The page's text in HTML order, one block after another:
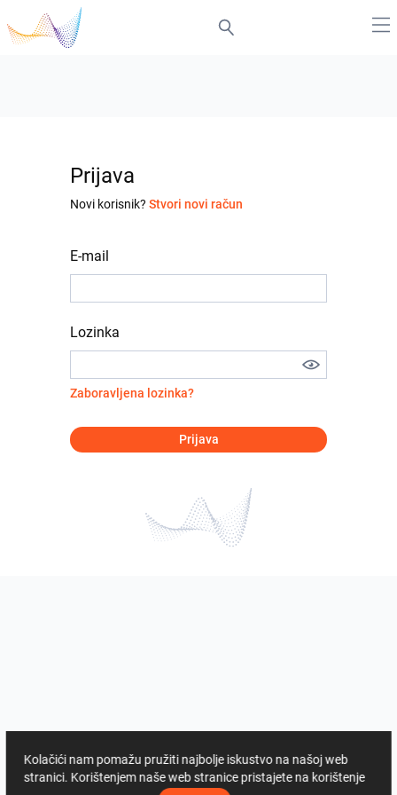
Prijava
Novi korisnik? Stvori novi račun
E-mail
Lozinka
Zaboravljena lozinka?
Prijava
Kolačići nam pomažu pružiti najbolje iskustvo na našoj web
stranici. Korištenjem naše web stranice pristajete na korištenje